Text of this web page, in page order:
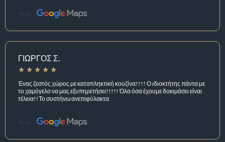
Πηγή:
ΓΙΩΡΓΟΣ Σ.
Ένας ζεστός χώρος με καταπληκτική κουζίνα!!!! Ο ιδιοκτήτης πάντα με
το χαμόγελο να μας εξυπηρετήσει!!!!! Όλα όσα έχουμε δοκιμάσει είναι
τέλεια!!Το συστήνω ανεπιφύλακτα.
Πηγή: